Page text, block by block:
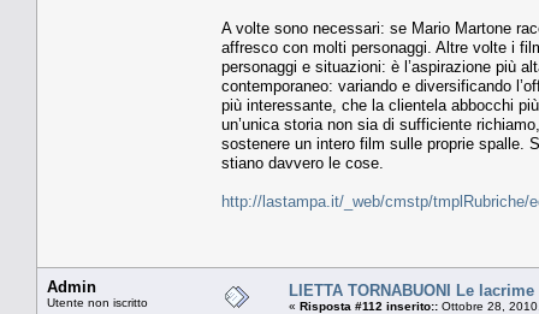
A volte sono necessari: se Mario Martone
affresco con molti personaggi. Altre volte i
personaggi e situazioni: è l’aspirazione più
contemporaneo: variando e diversificando
più interessante, che la clientela abbocchi
un’unica storia non sia di sufficiente
sostenere un intero film sulle proprie spalle.
stiano davvero le cose.
http://lastampa.it/_web/cmstp/tmplRubriche/
Admin
Utente non iscritto
LIETTA TORNABUONI Le
« Risposta #112 inserito:: Ottobre 28,